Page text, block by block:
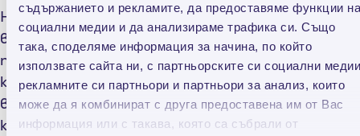
съдържанието и рекламите, да предоставяме функции на
социални медии и да анализираме трафика си. Също
така, споделяме информация за начина, по който
използвате сайта ни, с партньорските си социални
рекламните си партньори и партньори за анализ, които
може да я комбинират с друга предоставена им от Вас
информация или с такава, която са събрали от
Ние не работим на парче. Всеки нов продукт,
всяка кампания, всяко партньорство е част от
по-голяма система, в която стойността за
клиента и стойността за обществото
вървят ръка за ръка. Всяка награда носи смисъл,
когато е присъдена за действия, които имат